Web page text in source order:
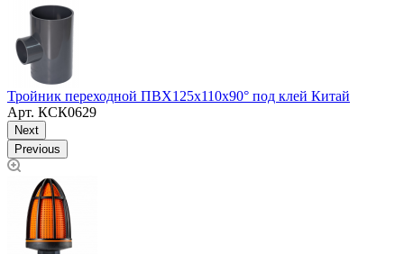
Тройник переходной ПВХ125х110х90° под клей Китай
Арт. КСК0629
Next
Previous